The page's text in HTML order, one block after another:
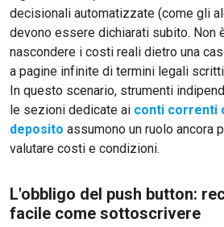
decisionali automatizzate (come gli
devono essere dichiarati subito. Non
nascondere i costi reali dietro una
a pagine infinite di termini legali
In questo scenario, strumenti
le sezioni dedicate ai conti correnti
deposito assumono un ruolo ancora
valutare costi e condizioni.
L'obbligo del push button:
facile come sottoscrivere